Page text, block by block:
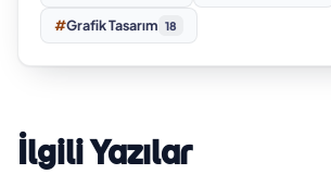
#Grafik Tasarım 18
İlgili Yazılar